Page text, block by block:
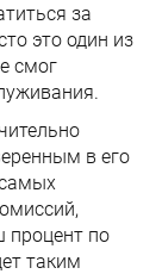
за
это один из
смог
в его
процент по
таким